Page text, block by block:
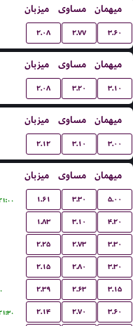
میزبان مساوی میهمان
۲.۰۸ ۲.۷۷ ۳.۶۰
میزبان مساوی میهمان
۲.۰۸ ۳.۲۰ ۳.۱۰
میزبان مساوی میهمان
۲.۱۲ ۳.۱۰ ۳.۰۰
میزبان مساوی میهمان
۱.۶۱ ۳.۳۰ ۵.۰۰
۱.۸۳ ۳.۱۰ ۴.۲۰
۲.۲۵ ۲.۷۳ ۳.۳۰
۲.۱۵ ۲.۸۰ ۳.۳۰
۲.۳۹ ۲.۶۳ ۳.۱۵
۲.۱۴ ۲.۷۰ ۳.۶۰